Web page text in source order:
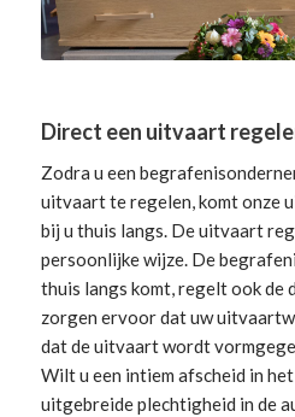
Direct een uitvaart
Zodra u een
uitvaart te regelen, komt onze
bij u thuis langs. De uitvaart
persoonlijke wijze. De
thuis langs komt, regelt ook de
zorgen ervoor dat uw
dat de uitvaart wordt
Wilt u een intiem afscheid in
uitgebreide plechtigheid in de